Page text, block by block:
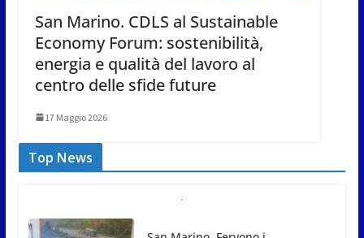
San Marino. CDLS al Sustainable
Economy Forum: sostenibilità,
energia e qualità del lavoro al
centro delle sfide future
17 Maggio 2026
Top News